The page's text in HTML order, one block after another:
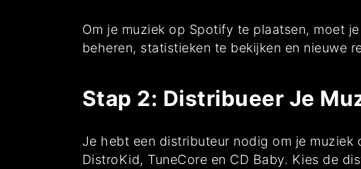
Om je muziek op Spotify te plaatsen, moet
beheren, statistieken te bekijken en nieuwe
Stap 2: Distribueer Je
Je hebt een distributeur nodig om je
DistroKid, TuneCore en CD Baby. Kies de